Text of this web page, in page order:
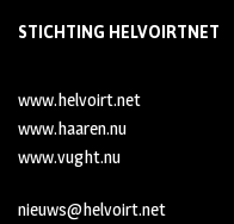
STICHTING HELVOIRTNET
www.helvoirt.net
www.haaren.nu
www.vught.nu
nieuws@helvoirt.net